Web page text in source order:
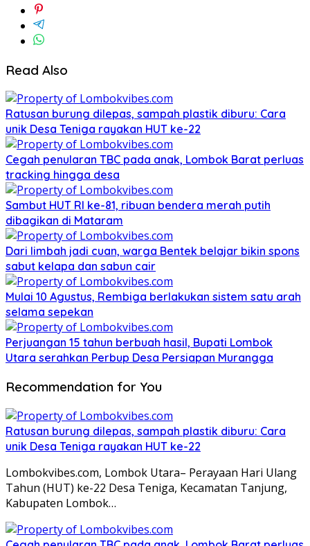
Read Also
Ratusan burung dilepas, sampah plastik diburu: Cara
unik Desa Teniga rayakan HUT ke-22
Cegah penularan TBC pada anak, Lombok Barat perluas
tracking hingga desa
Sambut HUT RI ke-81, ribuan bendera merah putih
dibagikan di Mataram
Dari limbah jadi cuan, warga Bentek belajar bikin spons
sabut kelapa dan sabun cair
Mulai 10 Agustus, Rembiga berlakukan sistem satu arah
selama sepekan
Perjuangan 15 tahun berbuah hasil, Bupati Lombok
Utara serahkan Perbup Desa Persiapan Murangga
Recommendation for You
Ratusan burung dilepas, sampah plastik diburu: Cara
unik Desa Teniga rayakan HUT ke-22
Lombokvibes.com, Lombok Utara– Perayaan Hari Ulang
Tahun (HUT) ke-22 Desa Teniga, Kecamatan Tanjung,
Kabupaten Lombok…